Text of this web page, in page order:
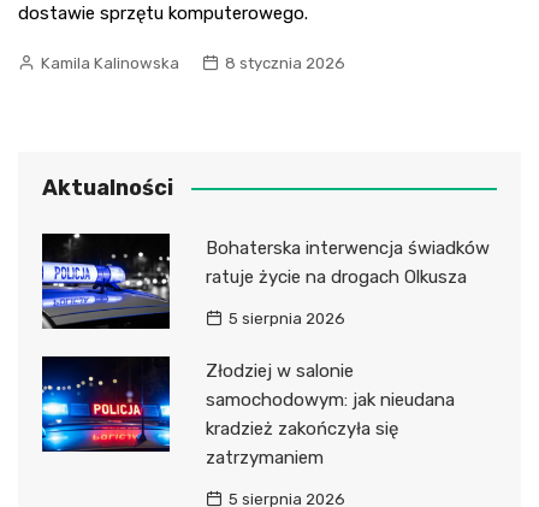
dostawie sprzętu komputerowego.
Kamila Kalinowska 8 stycznia 2026
Aktualności
Bohaterska interwencja świadków
ratuje życie na drogach Olkusza
5 sierpnia 2026
Złodziej w salonie
samochodowym: jak nieudana
kradzież zakończyła się
zatrzymaniem
5 sierpnia 2026